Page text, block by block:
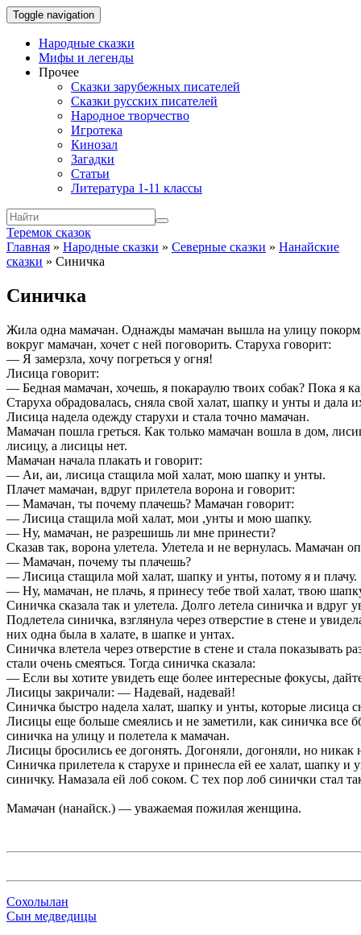
Toggle navigation
Народные сказки
Мифы и легенды
Прочее
Сказки зарубежных писателей
Сказки русских писателей
Народное творчество
Игротека
Кинозал
Загадки
Статьи
Литература 1-11 классы
Теремок сказок
Главная » Народные сказки » Северные сказки » Нанайские
сказки » Синичка
Синичка
Жила одна мамачан. Однажды мамачан вышла на улицу
вокруг мамачан, хочет с ней поговорить. Старуха говорит:
— Я замерзла, хочу погреться у огня!
Лисица говорит:
— Бедная мамачан, хочешь, я покараулю твоих собак? Пока я
Старуха обрадовалась, сняла свой халат, шапку и унты и дала
Лисица надела одежду старухи и стала точно мамачан.
Мамачан пошла греться. Как только мамачан вошла в дом,
лисицу, а лисицы нет.
Мамачан начала плакать и говорит:
— Аи, аи, лисица стащила мой халат, мою шапку и унты.
Плачет мамачан, вдруг прилетела ворона и говорит:
— Мамачан, ты почему плачешь? Мамачан говорит:
— Лисица стащила мой халат, мои ,унты и мою шапку.
— Ну, мамачан, не разрешишь ли мне принести?
Сказав так, ворона улетела. Улетела и не вернулась. Мамачан
— Мамачан, почему ты плачешь?
— Лисица стащила мой халат, шапку и унты, потому я и плачу.
— Ну, мамачан, не плачь, я принесу тебе твой халат, твою
Синичка сказала так и улетела. Долго летела синичка и вдруг
Подлетела синичка, взглянула через отверстие в стене и
них одна была в халате, в шапке и унтах.
Синичка влетела через отверстие в стене и стала
стали очень смеяться. Тогда синичка сказала:
— Если вы хотите увидеть еще более интересные фокусы,
Лисицы закричали: — Надевай, надевай!
Синичка быстро надела халат, шапку и унты, которые лисица
Лисицы еще больше смеялись и не заметили, как синичка все
синичка на улицу и полетела к мамачан.
Лисицы бросились ее догонять. Догоняли, догоняли, но никак
Синичка прилетела к старухе и принесла ей ее халат, шапку и
синичку. Намазала ей лоб соком. С тех пор лоб синички стал
Мамачан (нанайск.) — уважаемая пожилая женщина.
Сохолылан
Сын медведицы